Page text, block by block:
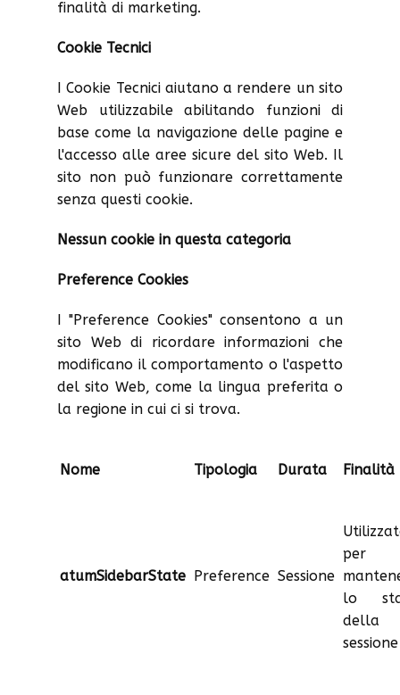
finalità di marketing.
Cookie Tecnici
I Cookie Tecnici aiutano a rendere un sito
Web utilizzabile abilitando funzioni di
base come la navigazione delle pagine e
l'accesso alle aree sicure del sito Web. Il
sito non può funzionare correttamente
senza questi cookie.
Nessun cookie in questa categoria
Preference Cookies
I "Preference Cookies" consentono a un
sito Web di ricordare informazioni che
modificano il comportamento o l'aspetto
del sito Web, come la lingua preferita o
la regione in cui ci si trova.
Nome Tipologia Durata Finalità
atumSidebarState Preference Sessione
per
lo
della
sessione